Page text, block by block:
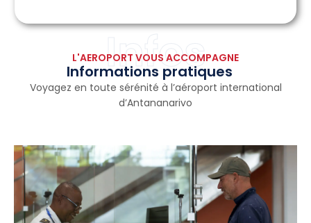
Infos
L'AEROPORT VOUS ACCOMPAGNE
Informations pratiques
Voyagez en toute sérénité à l’aéroport international
d’Antananarivo